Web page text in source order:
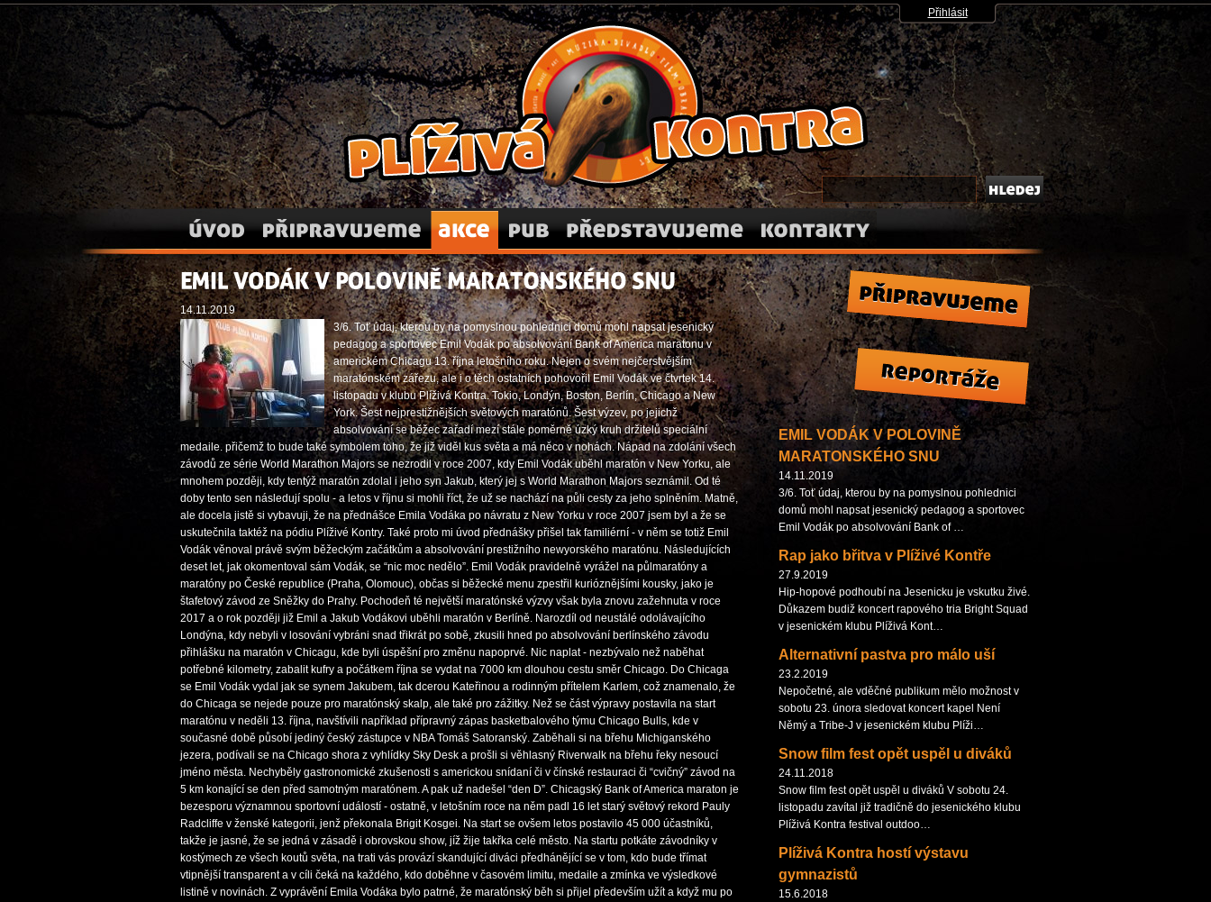
Plížívá Kontra
Přihlásit
14.11.2019
3/6. Toť údaj, kterou by na pomyslnou pohlednici domů mohl napsat jesenický
pedagog a sportovec Emil Vodák po absolvování Bank of America maratonu v
americkém Chicagu 13. října letošního roku. Nejen o svém nejčerstvějším
maratónském zářezu, ale i o těch ostatních pohovořil Emil Vodák ve čtvrtek 14.
listopadu v klubu Plíživá Kontra. Tokio, Londýn, Boston, Berlín, Chicago a New
York. Šest nejprestižnějších světových maratónů. Šest výzev, po jejichž
absolvování se běžec zařadí mezí stále poměrně úzký kruh držitelů speciální
medaile. přičemž to bude také symbolem toho, že již viděl kus světa a má něco v nohách. Nápad na zdolání všech
závodů ze série World Marathon Majors se nezrodil v roce 2007, kdy Emil Vodák uběhl maratón v New Yorku, ale
mnohem později, kdy tentýž maratón zdolal i jeho syn Jakub, který jej s World Marathon Majors seznámil. Od té
doby tento sen následují spolu - a letos v říjnu si mohli říct, že už se nachází na půli cesty za jeho splněním. Matně,
ale docela jistě si vybavuji, že na přednášce Emila Vodáka po návratu z New Yorku v roce 2007 jsem byl a že se
uskutečnila taktéž na pódiu Plíživé Kontry. Také proto mi úvod přednášky přišel tak familiérní - v něm se totiž Emil
Vodák věnoval právě svým běžeckým začátkům a absolvování prestižního newyorského maratónu. Následujících
deset let, jak okomentoval sám Vodák, se “nic moc nedělo”. Emil Vodák pravidelně vyrážel na půlmaratóny a
maratóny po České republice (Praha, Olomouc), občas si běžecké menu zpestřil kurióznějšími kousky, jako je
štafetový závod ze Sněžky do Prahy. Pochodeň té největší maratónské výzvy však byla znovu zažehnuta v roce
2017 a o rok později již Emil a Jakub Vodákovi uběhli maratón v Berlíně. Narozdíl od neustálé odolávajícího
Londýna, kdy nebyli v losování vybráni snad třikrát po sobě, zkusili hned po absolvování berlínského závodu
přihlášku na maratón v Chicagu, kde byli úspěšní pro změnu napoprvé. Nic naplat - nezbývalo než naběhat
potřebné kilometry, zabalit kufry a počátkem října se vydat na 7000 km dlouhou cestu směr Chicago. Do Chicaga
se Emil Vodák vydal jak se synem Jakubem, tak dcerou Kateřinou a rodinným přítelem Karlem, což znamenalo, že
do Chicaga se nejede pouze pro maratónský skalp, ale také pro zážitky. Než se část výpravy postavila na start
maratónu v neděli 13. října, navštívili například přípravný zápas basketbalového týmu Chicago Bulls, kde v
současné době působí jediný český zástupce v NBA Tomáš Satoranský. Zaběhali si na břehu Michiganského
jezera, podívali se na Chicago shora z vyhlídky Sky Desk a prošli si věhlasný Riverwalk na břehu řeky nesoucí
jméno města. Nechyběly gastronomické zkušenosti s americkou snídaní či v čínské restauraci či “cvičný” závod na
5 km konající se den před samotným maratónem. A pak už nadešel “den D”. Chicagský Bank of America maraton je
bezesporu významnou sportovní událostí - ostatně, v letošním roce na něm padl 16 let starý světový rekord Pauly
Radcliffe v ženské kategorii, jenž překonala Brigit Kosgei. Na start se ovšem letos postavilo 45 000 účastníků,
takže je jasné, že se jedná v zásadě i obrovskou show, jíž žije takřka celé město. Na startu potkáte závodníky v
kostýmech ze všech koutů světa, na trati vás provází skandující diváci předhánějící se v tom, kdo bude třímat
vtipnější transparent a v cíli čeká na každého, kdo doběhne v časovém limitu, medaile a zmínka ve výsledkové
listině v novinách. Z vyprávění Emila Vodáka bylo patrné, že maratónský běh si přijel především užít a když mu po
Připravujeme
Reportáže
EMIL VODÁK V POLOVINĚ
MARATONSKÉHO SNU
14.11.2019
3/6. Toť údaj, kterou by na pomyslnou pohlednici
domů mohl napsat jesenický pedagog a sportovec
Emil Vodák po absolvování Bank of …
Rap jako břitva v Plíživé Kontře
27.9.2019
Hip-hopové podhoubí na Jesenicku je vskutku živé.
Důkazem budiž koncert rapového tria Bright Squad
v jesenickém klubu Plíživá Kont…
Alternativní pastva pro málo uší
23.2.2019
Nepočetné, ale vděčné publikum mělo možnost v
sobotu 23. února sledovat koncert kapel Není
Němý a Tribe-J v jesenickém klubu Plíži…
Snow film fest opět uspěl u diváků
24.11.2018
Snow film fest opět uspěl u diváků V sobotu 24.
listopadu zavítal již tradičně do jesenického klubu
Plíživá Kontra festival outdoo…
Plíživá Kontra hostí výstavu
gymnazistů
15.6.2018
Úvod Připravujeme Akce O nás Představujeme Kontakty